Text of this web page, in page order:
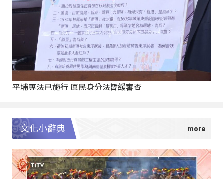
平埔專法已施行 原民身分法暫緩審查
文化小辭典